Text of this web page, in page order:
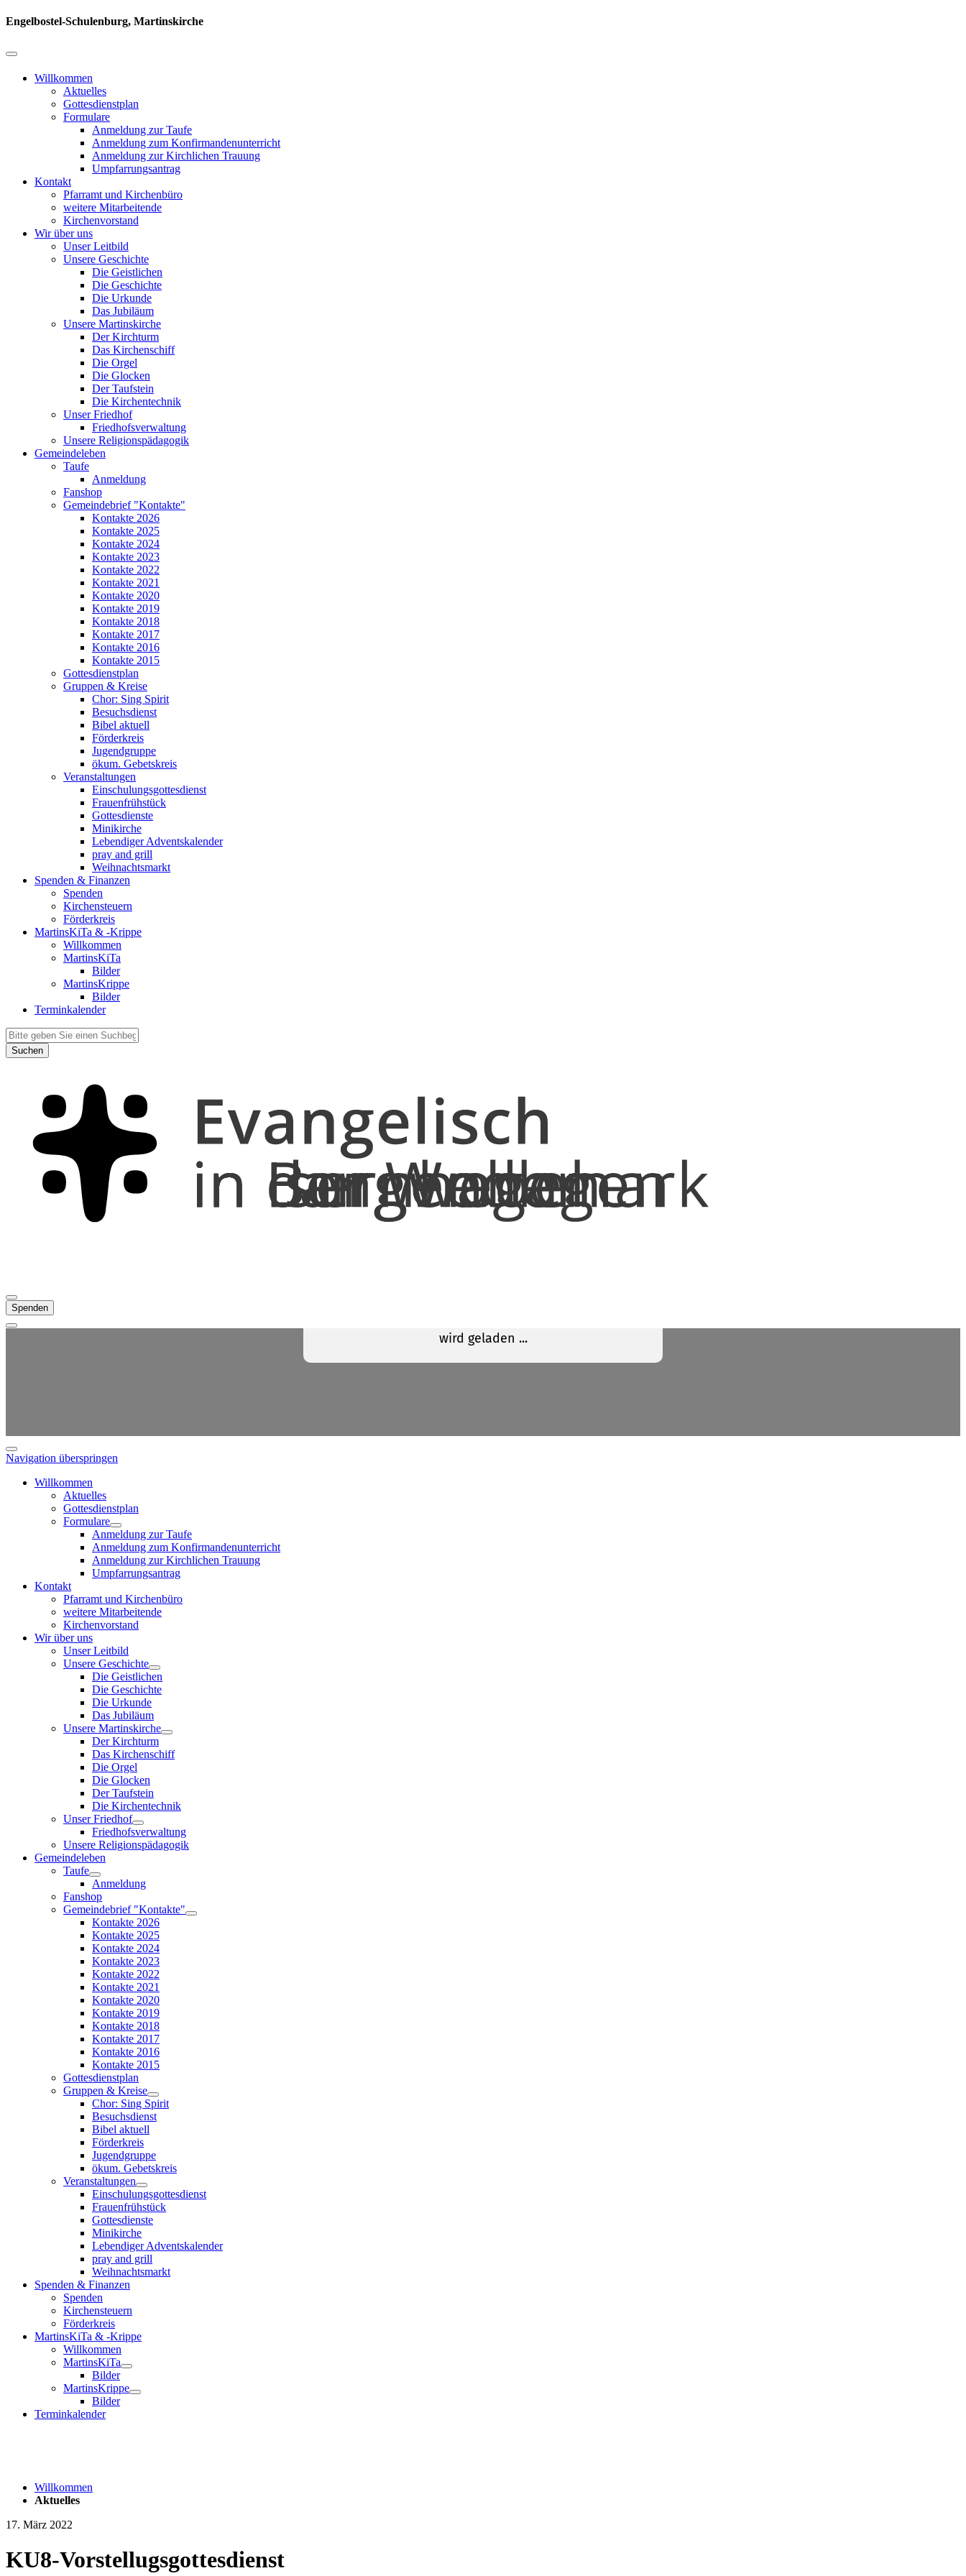
Engelbostel-Schulenburg, Martinskirche
Willkommen
Aktuelles
Gottesdienstplan
Formulare
Anmeldung zur Taufe
Anmeldung zum Konfirmandenunterricht
Anmeldung zur Kirchlichen Trauung
Umpfarrungsantrag
Kontakt
Pfarramt und Kirchenbüro
weitere Mitarbeitende
Kirchenvorstand
Wir über uns
Unser Leitbild
Unsere Geschichte
Die Geistlichen
Die Geschichte
Die Urkunde
Das Jubiläum
Unsere Martinskirche
Der Kirchturm
Das Kirchenschiff
Die Orgel
Die Glocken
Der Taufstein
Die Kirchentechnik
Unser Friedhof
Friedhofsverwaltung
Unsere Religionspädagogik
Gemeindeleben
Taufe
Anmeldung
Fanshop
Gemeindebrief "Kontakte"
Kontakte 2026
Kontakte 2025
Kontakte 2024
Kontakte 2023
Kontakte 2022
Kontakte 2021
Kontakte 2020
Kontakte 2019
Kontakte 2018
Kontakte 2017
Kontakte 2016
Kontakte 2015
Gottesdienstplan
Gruppen & Kreise
Chor: Sing Spirit
Besuchsdienst
Bibel aktuell
Förderkreis
Jugendgruppe
ökum. Gebetskreis
Veranstaltungen
Einschulungsgottesdienst
Frauenfrühstück
Gottesdienste
Minikirche
Lebendiger Adventskalender
pray and grill
Weihnachtsmarkt
Spenden & Finanzen
Spenden
Kirchensteuern
Förderkreis
MartinsKiTa & -Krippe
Willkommen
MartinsKiTa
Bilder
MartinsKrippe
Bilder
Terminkalender
Suchen
Spenden
Navigation überspringen
Willkommen
Aktuelles
Gottesdienstplan
Formulare
Anmeldung zur Taufe
Anmeldung zum Konfirmandenunterricht
Anmeldung zur Kirchlichen Trauung
Umpfarrungsantrag
Kontakt
Pfarramt und Kirchenbüro
weitere Mitarbeitende
Kirchenvorstand
Wir über uns
Unser Leitbild
Unsere Geschichte
Die Geistlichen
Die Geschichte
Die Urkunde
Das Jubiläum
Unsere Martinskirche
Der Kirchturm
Das Kirchenschiff
Die Orgel
Die Glocken
Der Taufstein
Die Kirchentechnik
Unser Friedhof
Friedhofsverwaltung
Unsere Religionspädagogik
Gemeindeleben
Taufe
Anmeldung
Fanshop
Gemeindebrief "Kontakte"
Kontakte 2026
Kontakte 2025
Kontakte 2024
Kontakte 2023
Kontakte 2022
Kontakte 2021
Kontakte 2020
Kontakte 2019
Kontakte 2018
Kontakte 2017
Kontakte 2016
Kontakte 2015
Gottesdienstplan
Gruppen & Kreise
Chor: Sing Spirit
Besuchsdienst
Bibel aktuell
Förderkreis
Jugendgruppe
ökum. Gebetskreis
Veranstaltungen
Einschulungsgottesdienst
Frauenfrühstück
Gottesdienste
Minikirche
Lebendiger Adventskalender
pray and grill
Weihnachtsmarkt
Spenden & Finanzen
Spenden
Kirchensteuern
Förderkreis
MartinsKiTa & -Krippe
Willkommen
MartinsKiTa
Bilder
MartinsKrippe
Bilder
Terminkalender
Willkommen
Aktuelles
17. März 2022
KU8-Vorstellugsgottesdienst